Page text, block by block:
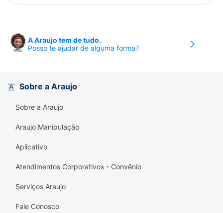
A Araujo tem de tudo.
Posso te ajudar de alguma forma?
Sobre a Araujo
Sobre a Araujo
Araujo Manipulação
Aplicativo
Atendimentos Corporativos - Convênio
Serviços Araujo
Fale Conosco